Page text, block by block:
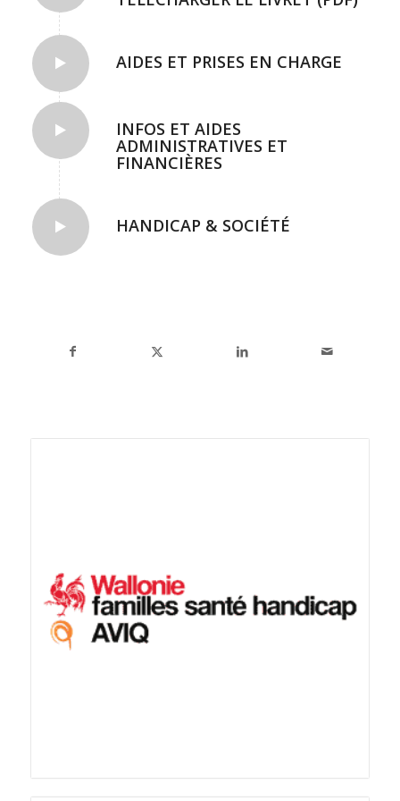
AIDES ET PRISES EN CHARGE
INFOS ET AIDES
ADMINISTRATIVES ET
FINANCIÈRES
HANDICAP & SOCIÉTÉ